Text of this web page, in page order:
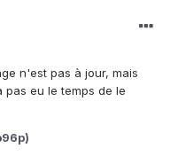
n'est pas à jour, mais
eu le temps de le